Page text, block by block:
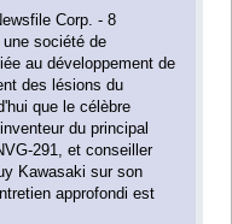
Corp. - 8
société de
au développement de
des lésions du
que le célèbre
du principal
291, et conseiller
Kawasaki sur son
approfondi est